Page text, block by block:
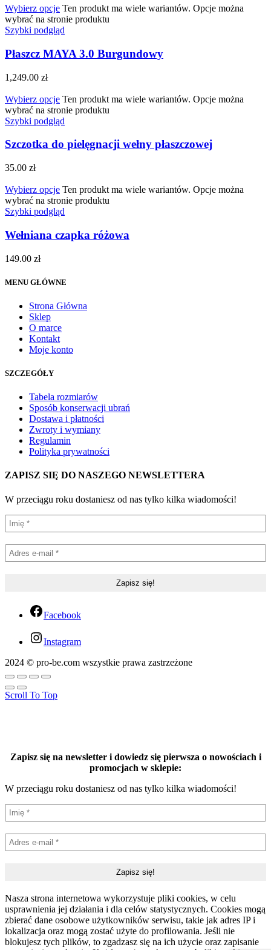
Wybierz opcje Ten produkt ma wiele wariantów. Opcje można
wybrać na stronie produktu
Szybki podgląd
Płaszcz MAYA 3.0 Burgundowy
1,249.00 zł
Wybierz opcje Ten produkt ma wiele wariantów. Opcje można
wybrać na stronie produktu
Szybki podgląd
Szczotka do pielęgnacji wełny płaszczowej
35.00 zł
Wybierz opcje Ten produkt ma wiele wariantów. Opcje można
wybrać na stronie produktu
Szybki podgląd
Wełniana czapka różowa
149.00 zł
MENU GŁÓWNE
Strona Główna
Sklep
O marce
Kontakt
Moje konto
SZCZEGÓŁY
Tabela rozmiarów
Sposób konserwacji ubrań
Dostawa i płatności
Zwroty i wymiany
Regulamin
Polityka prywatności
ZAPISZ SIĘ DO NASZEGO NEWSLETTERA
W przeciągu roku dostaniesz od nas tylko kilka wiadomości!
Facebook
Instagram
2024 © pro-be.com wszystkie prawa zastrzeżone
Scroll To Top
Zapisz się na newsletter i dowiedz się pierwsza o nowościach i
promocjach w sklepie:
W przeciągu roku dostaniesz od nas tylko kilka wiadomości!
Nasza strona internetowa wykorzystuje pliki cookies, w celu
usprawnienia jej działania i dla celów statystycznych. Cookies mogą
zbierać dane osobowe użytkowników serwisu, takie jak adres IP i
lokalizacja oraz mogą zostać użyte do profilowania. Jeśli nie
blokujesz tych plików, to zgadzasz się na ich użycie oraz zapisanie